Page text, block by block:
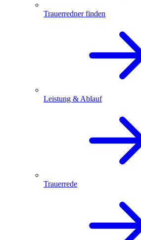
Trauerredner finden
Leistung & Ablauf
Trauerrede